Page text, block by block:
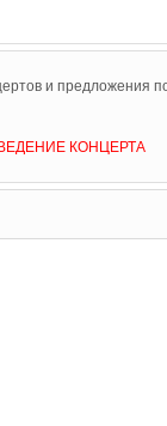
и предложения
КОНЦЕРТА